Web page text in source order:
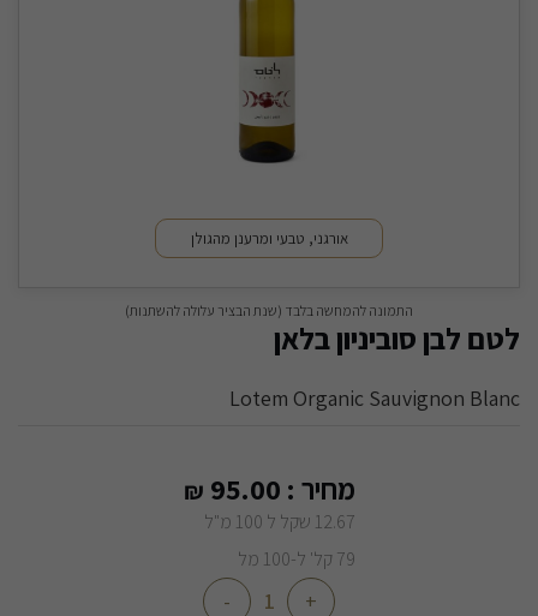
אורגני, טבעי ומרענן מהגולן
התמונה להמחשה בלבד (שנת הבציר עלולה להשתנות)
לטם לבן סוביניון בלאן
Lotem Organic Sauvignon Blanc
מחיר : 95.00
₪
12.67 שקל ל 100 מ"ל
79 קל' ל-100 מל
+
-